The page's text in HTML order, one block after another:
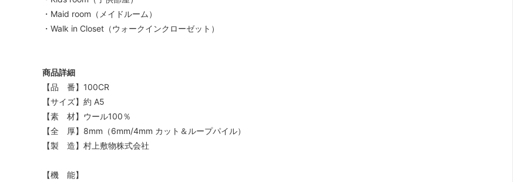
・Maid room（メイドルーム）
・Walk in Closet（ウォークインクローゼット）
商品詳細
【品 番】100CR
【サイズ】約 A5
【素 材】ウール100％
【全 厚】8mm（6mm/4mm カット＆ループパイル）
【製 造】村上敷物株式会社
【機 能】